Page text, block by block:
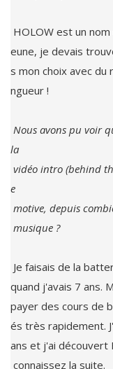
eune, je devais
s mon choix avec du
ngueur !
Nous avons pu voir
la
e
quand j'avais 7 ans.
payer des cours de
és très rapidement.
ans et j'ai découvert